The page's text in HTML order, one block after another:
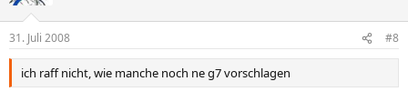
31. Juli 2008 #8
ich raff nicht, wie manche noch ne g7 vorschlagen